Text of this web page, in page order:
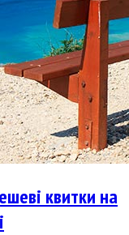
квитки на